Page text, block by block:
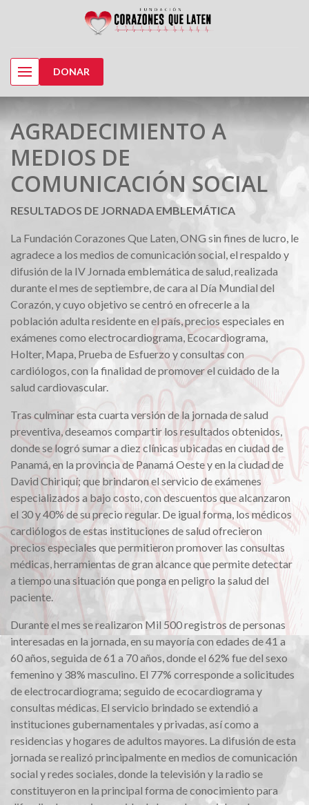
DONAR
AGRADECIMIENTO A
MEDIOS DE
COMUNICACIÓN SOCIAL
RESULTADOS DE JORNADA EMBLEMÁTICA
La Fundación Corazones Que Laten, ONG sin fines de lucro, le
agradece a los medios de comunicación social, el respaldo y
difusión de la IV Jornada emblemática de salud, realizada
durante el mes de septiembre, de cara al Día Mundial del
Corazón, y cuyo objetivo se centró en ofrecerle a la
población adulta residente en el país, precios especiales en
exámenes como electrocardiograma, Ecocardiograma,
Holter, Mapa, Prueba de Esfuerzo y consultas con
cardiólogos, con la finalidad de promover el cuidado de la
salud cardiovascular.
Tras culminar esta cuarta versión de la jornada de salud
preventiva, deseamos compartir los resultados obtenidos,
donde se logró sumar a diez clínicas ubicadas en ciudad de
Panamá, en la provincia de Panamá Oeste y en la ciudad de
David Chiriquí; que brindaron el servicio de exámenes
especializados a bajo costo, con descuentos que alcanzaron
el 30 y 40% de su precio regular. De igual forma, los médicos
cardiólogos de estas instituciones de salud ofrecieron
precios especiales que permitieron promover las consultas
médicas, herramientas de gran alcance que permite detectar
a tiempo una situación que ponga en peligro la salud del
paciente.
Durante el mes se realizaron Mil 500 registros de personas
interesadas en la jornada, en su mayoría con edades de 41 a
60 años, seguida de 61 a 70 años, donde el 62% fue del sexo
femenino y 38% masculino. El 77% corresponde a solicitudes
de electrocardiograma; seguido de ecocardiograma y
consultas médicas. El servicio brindado se extendió a
instituciones gubernamentales y privadas, así como a
residencias y hogares de adultos mayores. La difusión de esta
jornada se realizó principalmente en medios de comunicación
social y redes sociales, donde la televisión y la radio se
constituyeron en la principal forma de conocimiento para